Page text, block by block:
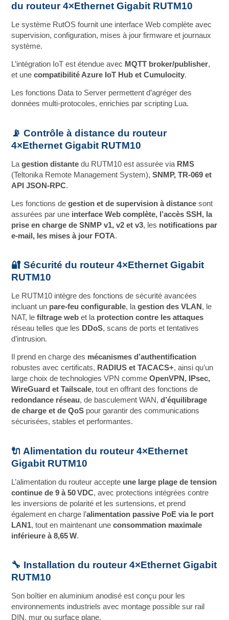
du routeur 4×Ethernet Gigabit RUTM10
Le système RutOS fournit une interface Web complète avec
supervision, configuration, mises à jour firmware et journaux
système.
L’intégration IoT est étendue avec MQTT broker/publisher,
et unecompatibilité Azure IoT Hub et Cumulocity.
Les fonctions Data to Server permettent d’agréger des
données multi‑protocoles, enrichies par scripting Lua.
📡 Contrôle à distance du routeur
4×Ethernet Gigabit RUTM10
Lagestion distante du RUTM10 est assurée via RMS
(Teltonika Remote Management System),SNMP, TR‑069 et
API JSON‑RPC.
Les fonctions degestion et de supervision à distance sont
assurées par une interface Web complète, l’accès SSH, la
prise en charge de SNMP v1, v2 et v3, les notifications par
e‑mail, les mises à jour FOTA.
🔐 Sécurité du routeur 4×Ethernet Gigabit
RUTM10
Le RUTM10 intègre des fonctions de sécurité avancées
incluant un pare‑feu configurable, lagestion des VLAN , le
NAT, lefiltrage web et la protection contre les attaques
réseau telles que les DDoS, scans de ports et tentatives
d’intrusion.
Il prend en charge des mécanismes d’authentification
robustes avec certificats, RADIUS et TACACS+, ainsi qu’un
large choix de technologies VPN commeOpenVPN, IPsec,
WireGuard et Tailscale, tout en offrant des fonctions de
redondance réseau, de basculement WAN,d’équilibrage
de charge et de QoS pour garantir des communications
sécurisées, stables et performantes.
🔌 Alimentation du routeur 4×Ethernet
Gigabit RUTM10
L’alimentation du routeur accepte une large plage de tension
continue de 9 à 50 VDC, avec protections intégrées contre
les inversions de polarité et les surtensions, et prend
également en charge l’alimentation passive PoE via le port
LAN1, tout en maintenant uneconsommation maximale
inférieure à 8,65 W.
🔧 Installation du routeur 4×Ethernet Gigabit
RUTM10
Son boîtier en aluminium anodisé est conçu pour les
environnements industriels avec montage possible sur rail
DIN, mur ou surface plane.